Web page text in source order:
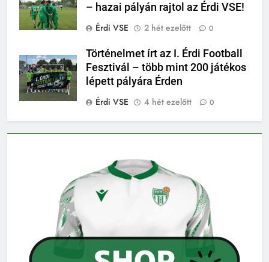
– hazai pályán rajtol az Érdi VSE!
Érdi VSE
2 hét ezelőtt 0
Történelmet írt az I. Érdi Football
Fesztivál – több mint 200 játékos
lépett pályára Érden
Érdi VSE
4 hét ezelőtt 0